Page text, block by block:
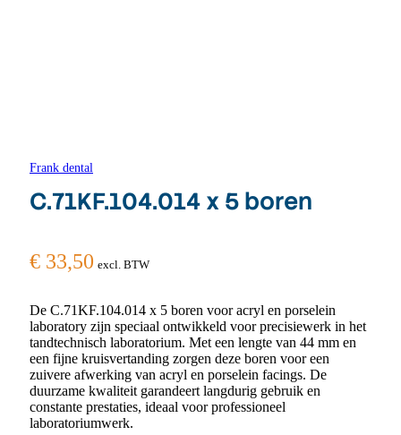
Frank dental
C.71KF.104.014 x 5 boren
€ 33,50 excl. BTW
De C.71KF.104.014 x 5 boren voor acryl en porselein
laboratory zijn speciaal ontwikkeld voor precisiewerk in het
tandtechnisch laboratorium. Met een lengte van 44 mm en
een fijne kruisvertanding zorgen deze boren voor een
zuivere afwerking van acryl en porselein facings. De
duurzame kwaliteit garandeert langdurig gebruik en
constante prestaties, ideaal voor professioneel
laboratoriumwerk.